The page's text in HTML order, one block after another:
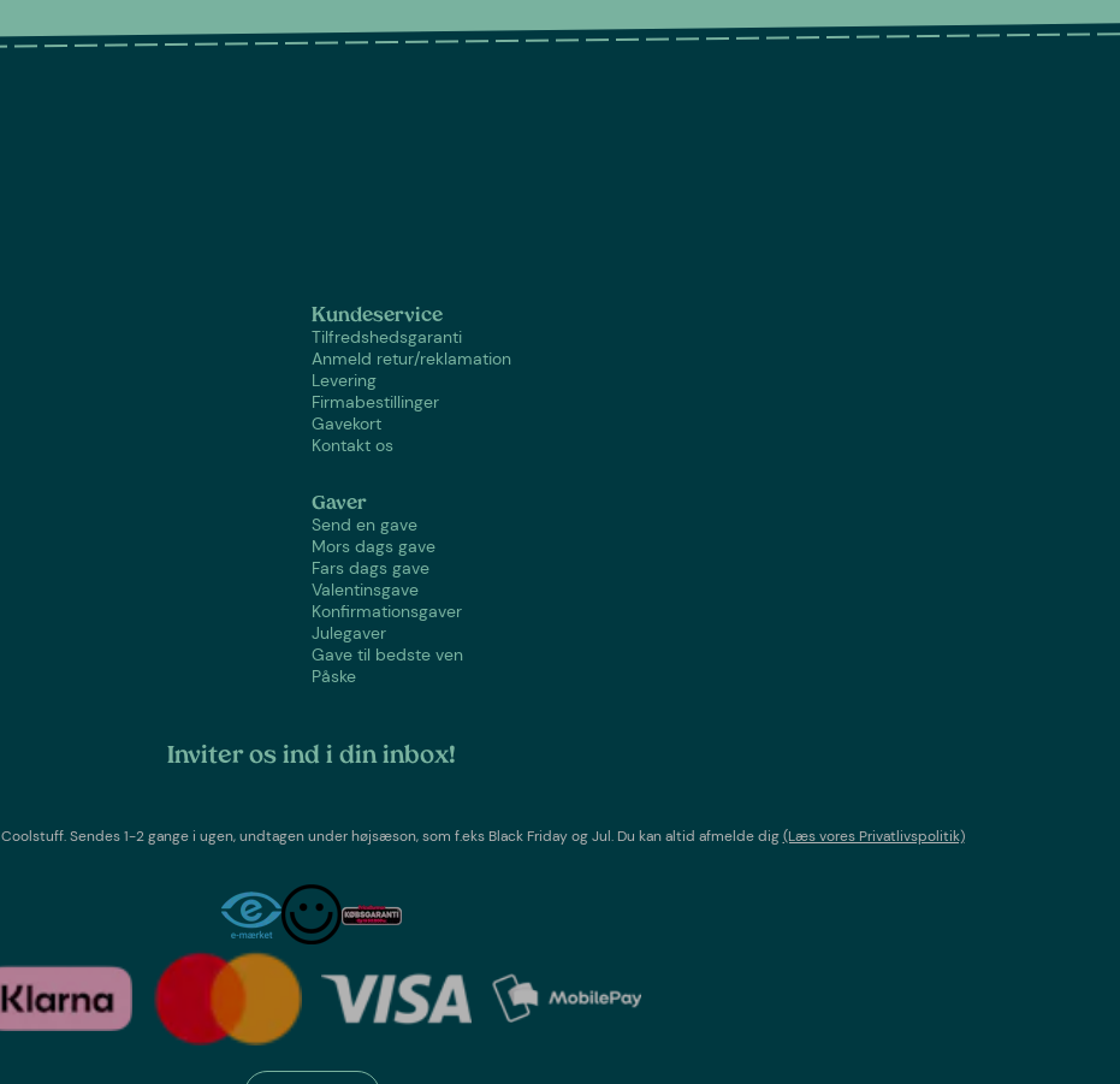
Kundeservice
Tilfredshedsgaranti
Anmeld retur/reklamation
Levering
Firmabestillinger
Gavekort
Kontakt os
Gaver
Send en gave
Mors dags gave
Fars dags gave
Valentinsgave
Konfirmationsgaver
Julegaver
Gave til bedste ven
Påske
Inviter os ind i din inbox!
Coolstuff. Sendes 1-2 gange i ugen,undtagen under højsæson, som f.eks Black Friday og Jul. Du kan altid afmelde dig(Læs vores Privatlivspolitik)